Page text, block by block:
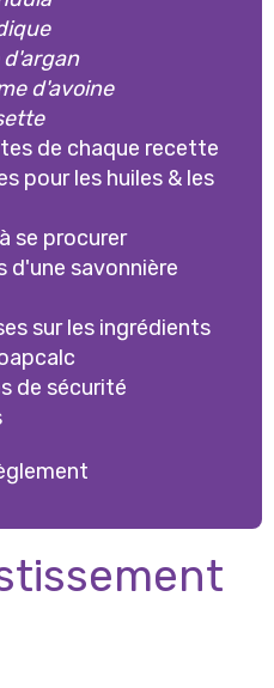
d'argan
d'avoine
de chaque recette
pour les huiles & les
se procurer
d'une savonnière
sur les ingrédients
de sécurité